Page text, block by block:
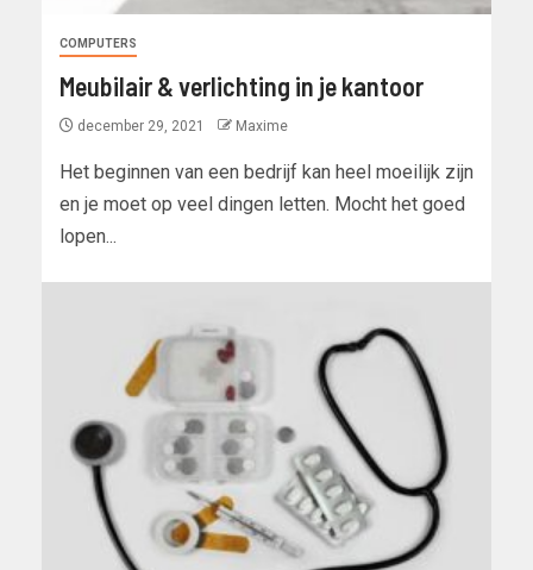
COMPUTERS
Meubilair & verlichting in je kantoor
december 29, 2021 Maxime
Het beginnen van een bedrijf kan heel moeilijk zijn
en je moet op veel dingen letten. Mocht het goed
lopen...